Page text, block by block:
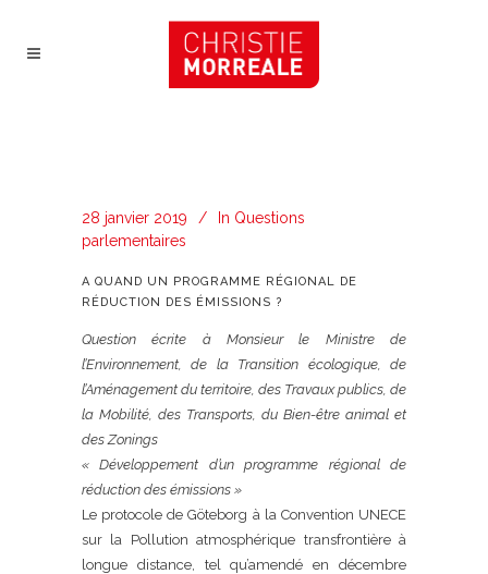
28 janvier 2019 In Questions
parlementaires
A QUAND UN PROGRAMME RÉGIONAL DE
RÉDUCTION DES ÉMISSIONS ?
Question écrite à Monsieur le Ministre de
l’Environnement, de la Transition écologique, de
l’Aménagement du territoire, des Travaux publics, de
la Mobilité, des Transports, du Bien-être animal et
des Zonings
« Développement d’un programme régional de
réduction des émissions »
Le protocole de Göteborg à la Convention UNECE
sur la Pollution atmosphérique transfrontière à
longue distance, tel qu’amendé en décembre